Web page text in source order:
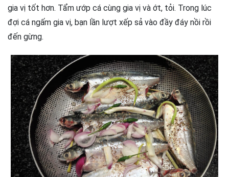
gia vị tốt hơn. Tẩm ướp cá cùng gia vị và ớt, tỏi. Trong lúc
đợi cá ngấm gia vị, bạn lần lượt xếp sả vào đầy đáy nồi rồi
đến gừng.